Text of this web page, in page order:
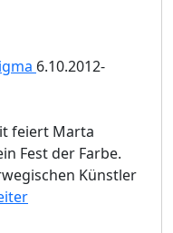
6.10.2012-
feiert Marta
Fest der Farbe.
Künstler